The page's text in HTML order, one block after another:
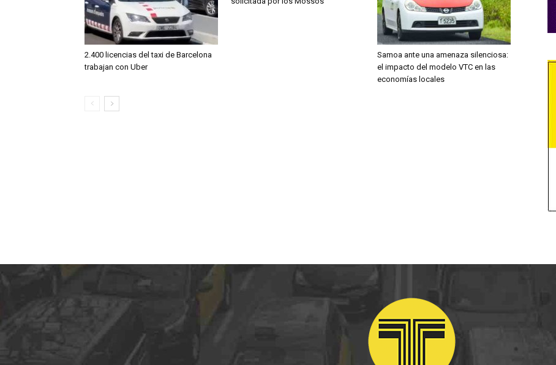
2.400 licencias del taxi de Barcelona
trabajan con Uber
Samoa ante una amenaza silenciosa:
el impacto del modelo VTC en las
economías locales